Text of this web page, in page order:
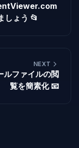
しょう 📂
NEXT
ファイルの閲
覧を簡素化 📧